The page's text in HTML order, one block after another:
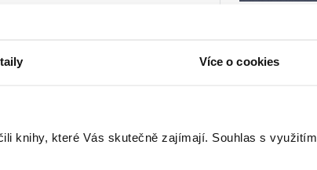
Více o cookies
knihy, které Vás skutečně zajímají. Souhlas s využitím